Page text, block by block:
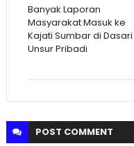
Banyak Laporan
Masyarakat Masuk ke
Kajati Sumbar di Dasari
Unsur Pribadi
POST COMMENT